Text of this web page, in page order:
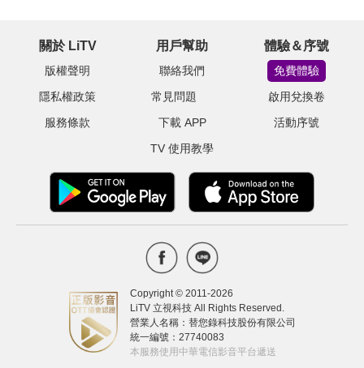
關於 LiTV
版權聲明
隱私權政策
服務條款
用戶幫助
聯絡我們
常見問題
下載 APP
TV 使用教學
體驗＆序號
免費體驗
啟用兌換卷
活動序號
Copyright © 2011-2026
LiTV 立視科技 All Rights Reserved.
營業人名稱：替您錄科技股份有限公司
統一編號：27740083
本服務使用中華電信影音平台遞送